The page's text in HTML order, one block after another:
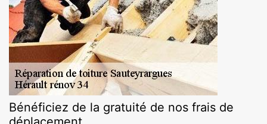
Bénéficiez de la gratuité de nos frais de